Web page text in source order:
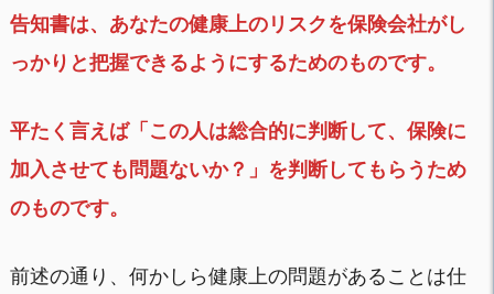
告知書は、あなたの健康上のリスクを保険会社がし
っかりと把握できるようにするためのものです。
平たく言えば「この人は総合的に判断して、保険に
加入させても問題ないか？」を判断してもらうため
のものです。
前述の通り、何かしら健康上の問題があることは仕